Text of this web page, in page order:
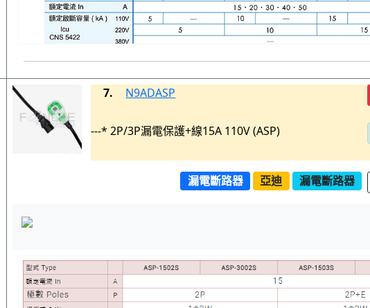
7. N9ADASP
---* 2P/3P漏電保護+線15A 110V (ASP)
漏電斷路器 亞迪 漏電斷路器